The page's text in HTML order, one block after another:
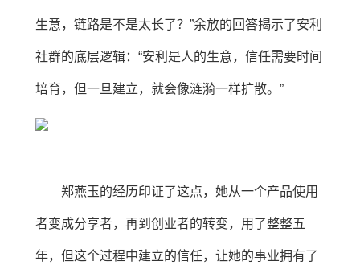
生意，链路是不是太长了？”余放的回答揭示了安利
社群的底层逻辑：“安利是人的生意，信任需要时间
培育，但一旦建立，就会像涟漪一样扩散。”
郑燕玉的经历印证了这点，她从一个产品使用
者变成分享者，再到创业者的转变，用了整整五
年，但这个过程中建立的信任，让她的事业拥有了